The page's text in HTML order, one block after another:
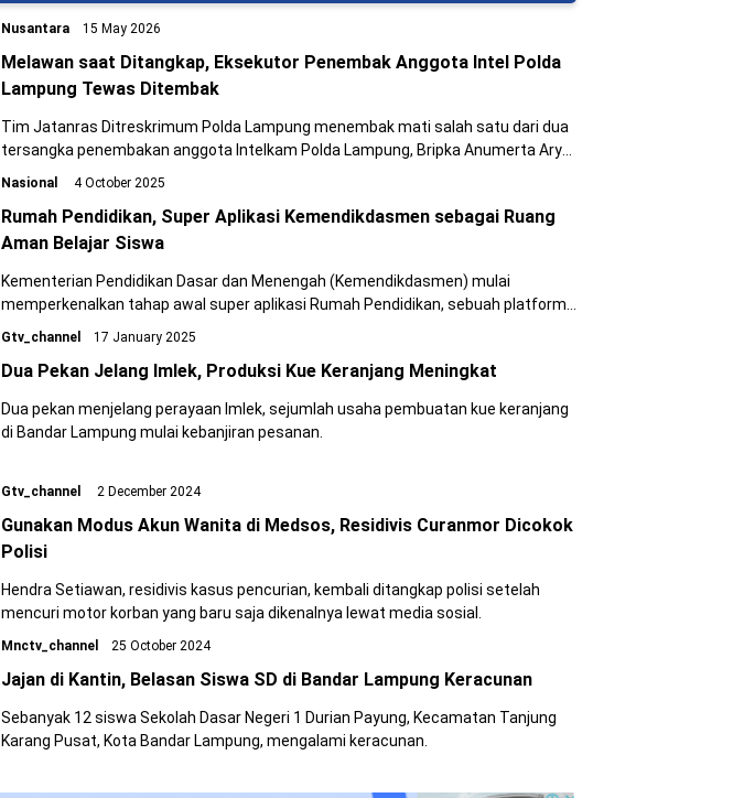
Nusantara 15 May 2026
Melawan saat Ditangkap, Eksekutor Penembak Anggota Intel Polda
Lampung Tewas Ditembak
Tim Jatanras Ditreskrimum Polda Lampung menembak mati salah satu dari dua
tersangka penembakan anggota Intelkam Polda Lampung, Bripka Anumerta Arya
Supena, saat penggerebekan di wilayah Teluk Hantu, Kabupaten Pesawaran,
Nasional 4 October 2025
Rumah Pendidikan, Super Aplikasi Kemendikdasmen sebagai Ruang
Aman Belajar Siswa
Kementerian Pendidikan Dasar dan Menengah (Kemendikdasmen) mulai
memperkenalkan tahap awal super aplikasi Rumah Pendidikan, sebuah platform
digital yang dirancang sebagai pusat kolaborasi, inovasi, sekaligus ruang aman
bagi pelajar untuk tumbuh dan berkembang.
Gtv_channel 17 January 2025
Dua Pekan Jelang Imlek, Produksi Kue Keranjang Meningkat
Dua pekan menjelang perayaan Imlek, sejumlah usaha pembuatan kue keranjang
di Bandar Lampung mulai kebanjiran pesanan.
Gtv_channel 2 December 2024
Gunakan Modus Akun Wanita di Medsos, Residivis Curanmor Dicokok
Polisi
Hendra Setiawan, residivis kasus pencurian, kembali ditangkap polisi setelah
mencuri motor korban yang baru saja dikenalnya lewat media sosial.
Mnctv_channel 25 October 2024
Jajan di Kantin, Belasan Siswa SD di Bandar Lampung Keracunan
Sebanyak 12 siswa Sekolah Dasar Negeri 1 Durian Payung, Kecamatan Tanjung
Karang Pusat, Kota Bandar Lampung, mengalami keracunan.